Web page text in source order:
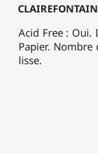
70
G/M²
Acid Free :
Papier.
lisse.